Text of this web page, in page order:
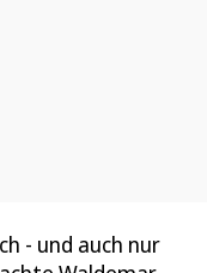
- und auch nur